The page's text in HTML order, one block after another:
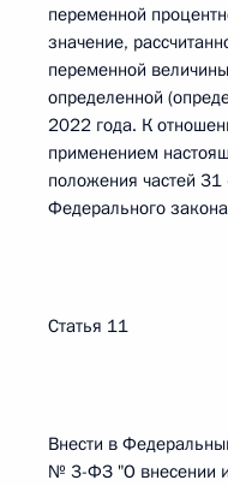
переменной
значение,
переменной
определенной
2022 года. К
применением
положения частей 31
Федерального
Статья 11
Внести в
№ 3-ФЗ "О внесении